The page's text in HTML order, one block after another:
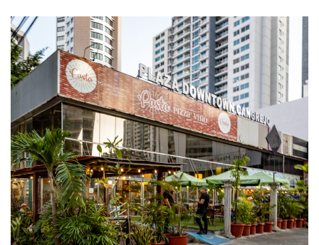
Downtown at El Cangrejo
PROYECTOS COMERCIALES